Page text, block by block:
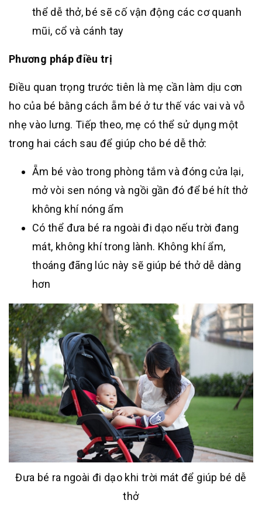
thể dễ thở, bé sẽ cố vận động các cơ quanh
mũi, cổ và cánh tay
Phương pháp điều trị
Điều quan trọng trước tiên là mẹ cần làm dịu cơn
ho của bé bằng cách ẵm bé ở tư thế vác vai và vỗ
nhẹ vào lưng. Tiếp theo, mẹ có thể sử dụng một
trong hai cách sau để giúp cho bé dễ thở:
Ẵm bé vào trong phòng tắm và đóng cửa lại,
mở vòi sen nóng và ngồi gần đó để bé hít thở
không khí nóng ẩm
Có thể đưa bé ra ngoài đi dạo nếu trời đang
mát, không khí trong lành. Không khí ẩm,
thoáng đãng lúc này sẽ giúp bé thở dễ dàng
hơn
Đưa bé ra ngoài đi dạo khi trời mát để giúp bé dễ
thở